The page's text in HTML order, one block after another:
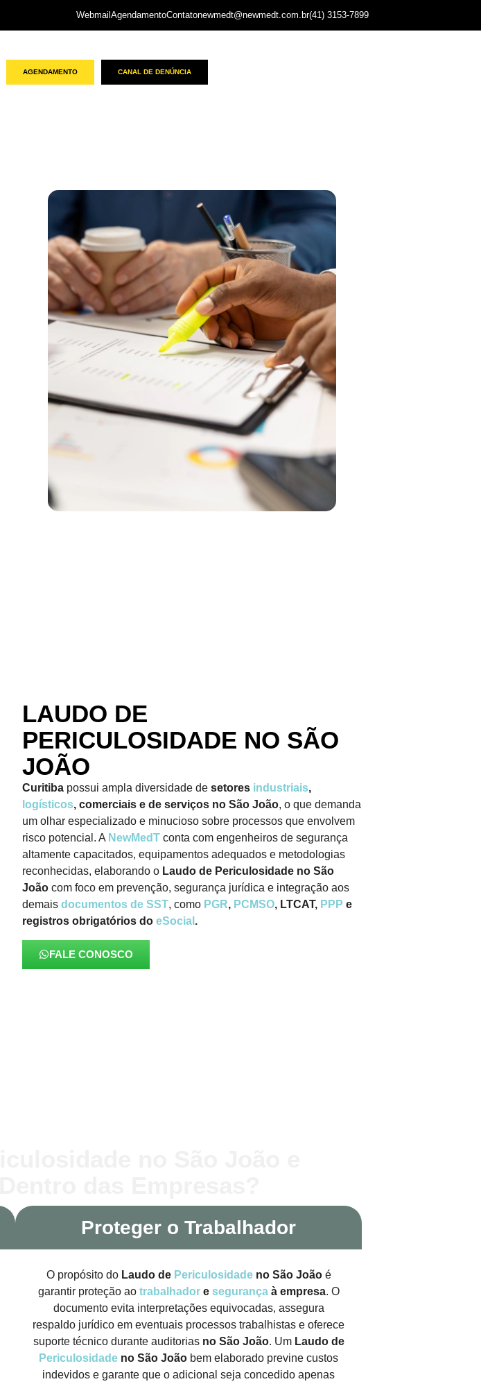
Webmail AgendamentoContatonewmedt@newmedt.com.br(41) 3153-7899
AGENDAMENTO CANAL DE DENÚNCIA
LAUDO DE
PERICULOSIDADE NO SÃO
JOÃO
Curitiba possui ampla diversidade de setores industriais,
logísticos, comerciais e de serviços no São João, o que demanda
um olhar especializado e minucioso sobre processos que envolvem
risco potencial. A NewMedT conta com engenheiros de segurança
altamente capacitados, equipamentos adequados e metodologias
reconhecidas, elaborando o Laudo de Periculosidade no São
João com foco em prevenção, segurança jurídica e integração aos
demais documentos de SST, como PGR, PCMSO, LTCAT, PPP e
registros obrigatórios do eSocial .
FALE CONOSCO
Proteger o Trabalhador
O propósito do Laudo de Periculosidadeno São Joãoé
garantir proteção ao trabalhadore segurançaà empresa. O
documento evita interpretações equivocadas, assegura
respaldo jurídico em eventuais processos trabalhistas e oferece
suporte técnico durante auditorias no São João. Um Laudo de
Periculosidade no São João bem elaborado previne custos
indevidos e garante que o adicional seja concedido apenas